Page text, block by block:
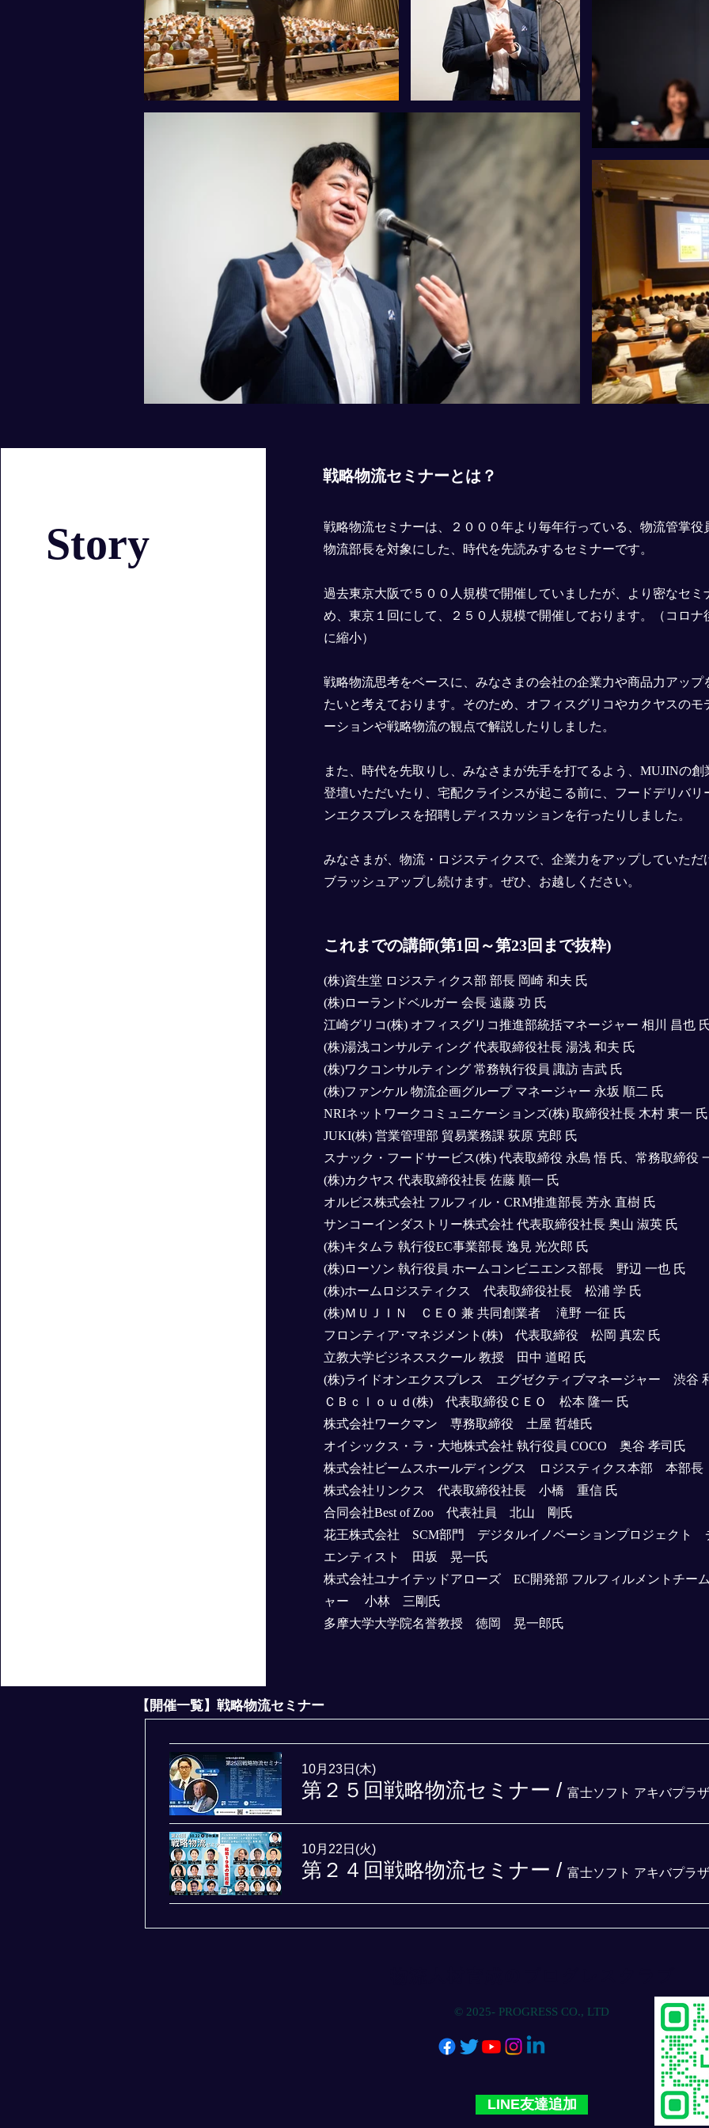
Story
戦略物流セミナーとは？
戦略物流セミナーは、２０００年より毎年行っている、物流管掌役
物流部長を対象にした、時代を先読みするセミナーです。
過去東京大阪で５００人規模で開催していましたが、より密なセミ
め、東京１回にして、２５０人規模で開催しております。（コロナ
に縮小）
戦略物流思考をベースに、みなさまの会社の企業力や商品力アップ
たいと考えております。そのため、オフィスグリコやカクヤスのモ
ーションや戦略物流の観点で解説したりしました。
また、時代を先取りし、みなさまが先手を打てるよう、MUJINの創
登壇いただいたり、宅配クライシスが起こる前に、フードデリバリ
ンエクスプレスを招聘しディスカッションを行ったりしました。
みなさまが、物流・ロジスティクスで、企業力をアップしていただ
ブラッシュアップし続けます。ぜひ、お越しください。
これまでの講師(第1回～第23回まで抜粋)
(株)資生堂 ロジスティクス部 部長 岡崎 和夫 氏
(株)ローランドベルガー 会長 遠藤 功 氏
江崎グリコ(株) オフィスグリコ推進部統括マネージャー 相川 昌也
(株)湯浅コンサルティング 代表取締役社長 湯浅 和夫 氏
(株)ワクコンサルティング 常務執行役員 諏訪 吉武 氏
(株)ファンケル 物流企画グループ マネージャー 永坂 順二 氏
NRIネットワークコミュニケーションズ(株) 取締役社長 木村 東一 氏
JUKI(株) 営業管理部 貿易業務課 荻原 克郎 氏
スナック・フードサービス(株) 代表取締役 永島 悟 氏、常務取締役
(株)カクヤス 代表取締役社長 佐藤 順一 氏
オルビス株式会社 フルフィル・CRM推進部長 芳永 直樹 氏
サンコーインダストリー株式会社 代表取締役社長 奥山 淑英 氏
(株)キタムラ 執行役EC事業部長 逸見 光次郎 氏
(株)ローソン 執行役員 ホームコンビニエンス部長 野辺 一也 氏
(株)ホームロジスティクス 代表取締役社長 松浦 学 氏
(株)ＭＵＪＩＮ ＣＥＯ 兼 共同創業者 滝野 一征 氏
フロンティア･マネジメント(株) 代表取締役 松岡 真宏 氏
立教大学ビジネススクール 教授 田中 道昭 氏
(株)ライドオンエクスプレス エグゼクティブマネージャー 渋谷
ＣＢｃｌｏｕｄ(株) 代表取締役ＣＥＯ 松本 隆一 氏
株式会社ワークマン 専務取締役 土屋 哲雄氏
オイシックス・ラ・大地株式会社 執行役員 COCO 奥谷 孝司氏
株式会社ビームスホールディングス ロジスティクス本部 本部
株式会社リンクス 代表取締役社長 小橋 重信 氏
合同会社Best of Zoo 代表社員 北山 剛氏
花王株式会社 SCM部門 デジタルイノベーションプロジェクト
エンティスト 田坂 晃一氏
株式会社ユナイテッドアローズ EC開発部 フルフィルメントチー
ャー 小林 三剛氏
多摩大学大学院名誉教授 徳岡 晃一郎氏
【開催一覧】戦略物流セミナー
10月23日(木)
第２５回戦略物流セミナー /
10月22日(火)
第２４回戦略物流セミナー /
© 2025- PROGRESS CO., LTD
LINE友達追加